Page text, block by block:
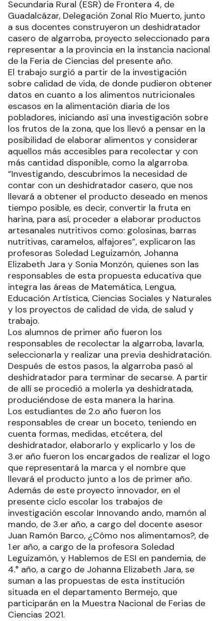
Secundaria Rural (ESR) de Frontera 4, de
Guadalcázar, Delegación Zonal Río Muerto, junto
a sus docentes construyeron un deshidratador
casero de algarroba, proyecto seleccionado para
representar a la provincia en la instancia nacional
de la Feria de Ciencias del presente año.
El trabajo surgió a partir de la investigación
sobre calidad de vida, de donde pudieron obtener
datos en cuanto a los alimentos nutricionales
escasos en la alimentación diaria de los
pobladores, iniciando así una investigación sobre
los frutos de la zona, que los llevó a pensar en la
posibilidad de elaborar alimentos y considerar
aquellos más accesibles para recolectar y con
más cantidad disponible, como la algarroba.
“Investigando, descubrimos la necesidad de
contar con un deshidratador casero, que nos
llevará a obtener el producto deseado en menos
tiempo posible, es decir, convertir la fruta en
harina, para así, proceder a elaborar productos
artesanales nutritivos como: golosinas, barras
nutritivas, caramelos, alfajores”, explicaron las
profesoras Soledad Leguizamón, Johanna
Elizabeth Jara y Sonia Monzón, quienes son las
responsables de esta propuesta educativa que
integra las áreas de Matemática, Lengua,
Educación Artística, Ciencias Sociales y Naturales
y los proyectos de calidad de vida, de salud y
trabajo.
Los alumnos de primer año fueron los
responsables de recolectar la algarroba, lavarla,
seleccionarla y realizar una previa deshidratación.
Después de estos pasos, la algarroba pasó al
deshidratador para terminar de secarse. A partir
de allí se procedió a molerla ya deshidratada,
produciéndose de esta manera la harina.
Los estudiantes de 2.o año fueron los
responsables de crear un boceto, teniendo en
cuenta formas, medidas, etcétera, del
deshidratador, elaborarlo y explicarlo y los de
3.er año fueron los encargados de realizar el logo
que representará la marca y el nombre que
llevará el producto junto a los de primer año.
Además de este proyecto innovador, en el
presente ciclo escolar los trabajos de
investigación escolar Innovando ando, mamón al
mando, de 3.er año, a cargo del docente asesor
Juan Ramón Barco, ¿Cómo nos alimentamos?, de
1.er año, a cargo de la profesora Soledad
Leguizamón, y Hablemos de ESI en pandemia, de
4.° año, a cargo de Johanna Elizabeth Jara, se
suman a las propuestas de esta institución
situada en el departamento Bermejo, que
participarán en la Muestra Nacional de Ferias de
Ciencias 2021.